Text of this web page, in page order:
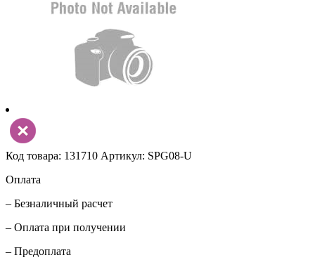
Код товара: 131710 Артикул: SPG08-U
Оплата
– Безналичный расчет
– Оплата при получении
– Предоплата